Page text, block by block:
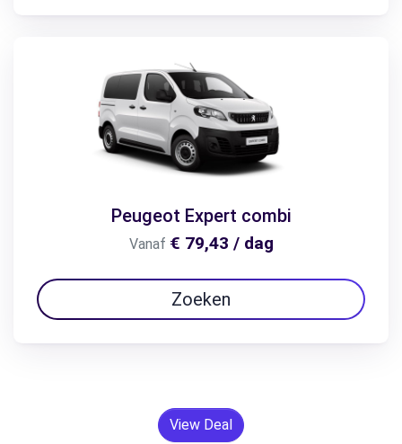
Peugeot Expert combi
Vanaf € 79,43 / dag
Zoeken
View Deal